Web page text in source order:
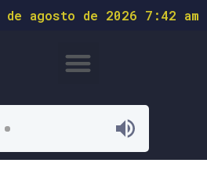
de agosto de 2026 7:42 am